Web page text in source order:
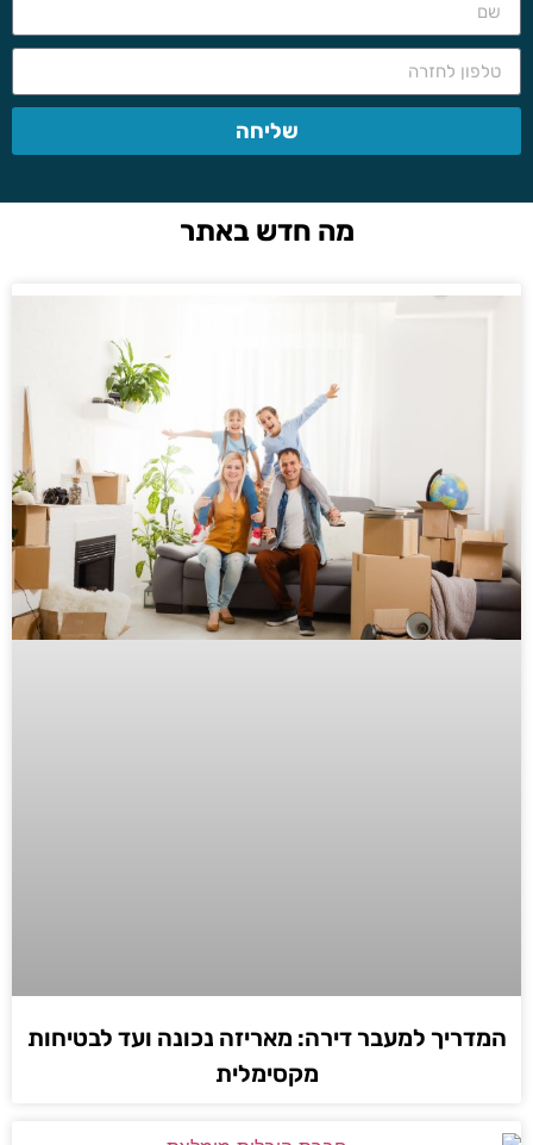
שליחה
מה חדש באתר
המדריך למעבר דירה: מאריזה נכונה ועד לבטיחות
מקסימלית